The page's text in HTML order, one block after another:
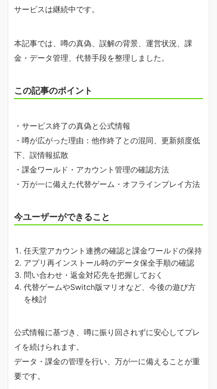
サービスは継続中です。
本記事では、噂の真偽、誤解の背景、運営状況、課
金・データ管理、代替手段を整理しました。
この記事のポイント
・サービス終了の真偽と公式情報
・噂が広がった理由：他作終了との混同、更新頻度低
下、誤情報拡散
・課金ワールド・アカウント管理の確認方法
・万が一に備えた代替ゲーム・オフラインプレイ方法
今ユーザーができること
任天堂アカウント連携の確認と課金ワールドの保持
アプリ再インストール時のデータ保全手順の確認
問い合わせ・返金対応先を把握しておく
代替ゲームやSwitch版マリオなど、今後の遊び方
を検討
公式情報に基づき、噂に振り回されずに安心してプレ
イを続けられます。
データ・課金の管理を行い、万が一に備えることが重
要です。